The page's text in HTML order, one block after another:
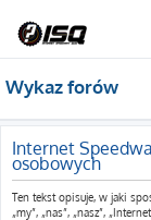
Wykaz forów
Internet
osobowych
Ten tekst opisuje, w jaki
„my”, „nas”, „nasz”,